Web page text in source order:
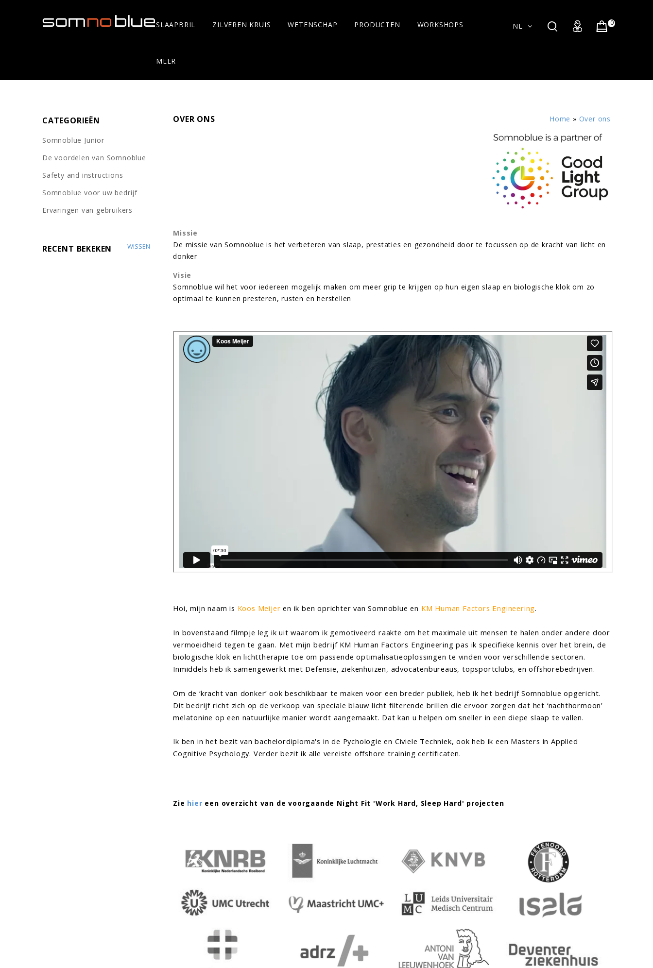
SLAAPBRIL ZILVEREN KRUIS WETENSCHAP PRODUCTEN WORKSHOPS
MEER
0
NL
Home » Over ons
OVER ONS
Missie
De missie van Somnoblue is het verbeteren van slaap, prestaties en gezondheid door te focussen op de kracht van licht en
donker
Visie
Somnoblue wil het voor iedereen mogelijk maken om meer grip te krijgen op hun eigen slaap en biologische klok om zo
optimaal te kunnen presteren, rusten en herstellen
Hoi, mijn naam is Koos Meijer en ik ben oprichter van Somnoblue en KM Human Factors Engineering.
In bovenstaand filmpje leg ik uit waarom ik gemotiveerd raakte om het maximale uit mensen te halen onder andere door
vermoeidheid tegen te gaan. Met mijn bedrijf KM Human Factors Engineering pas ik specifieke kennis over het brein, de
biologische klok en lichttherapie toe om passende optimalisatieoplossingen te vinden voor verschillende sectoren.
Inmiddels heb ik samengewerkt met Defensie, ziekenhuizen, advocatenbureaus, topsportclubs, en offshorebedrijven.
Om de ‘kracht van donker’ ook beschikbaar te maken voor een breder publiek, heb ik het bedrijf Somnoblue opgericht.
Dit bedrijf richt zich op de verkoop van speciale blauw licht filterende brillen die ervoor zorgen dat het ‘nachthormoon’
melatonine op een natuurlijke manier wordt aangemaakt. Dat kan u helpen om sneller in een diepe slaap te vallen.
Ik ben in het bezit van bachelordiploma's in de Pychologie en Civiele Techniek, ook heb ik een Masters in Applied
Cognitive Psychology. Verder bezit ik alle vereiste offshore training certificaten.
Zie hier een overzicht van de voorgaande Night Fit 'Work Hard, Sleep Hard' projecten
CATEGORIEËN
Somnoblue Junior
De voordelen van Somnoblue
Safety and instructions
Somnoblue voor uw bedrijf
Ervaringen van gebruikers
RECENT BEKEKEN WISSEN